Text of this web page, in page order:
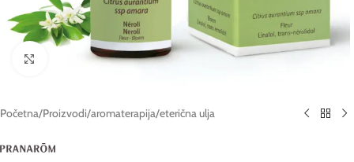
Click to enlarge
Početna/Proizvodi/aromaterapija/eterična ulja